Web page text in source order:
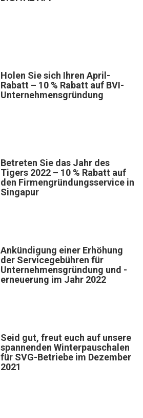
Holen Sie sich Ihren April-
Rabatt – 10 % Rabatt auf BVI-
Unternehmensgründung
Betreten Sie das Jahr des
Tigers 2022 – 10 % Rabatt auf
den Firmengründungsservice in
Singapur
Ankündigung einer Erhöhung
der Servicegebühren für
Unternehmensgründung und -
erneuerung im Jahr 2022
Seid gut, freut euch auf unsere
spannenden Winterpauschalen
für SVG-Betriebe im Dezember
2021